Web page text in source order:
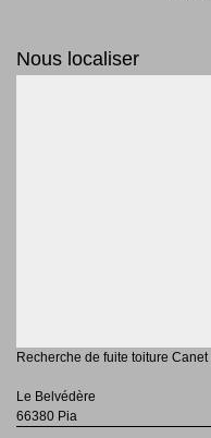
Nous localiser
Recherche de fuite toiture Canet
Le Belvédère
66380 Pia